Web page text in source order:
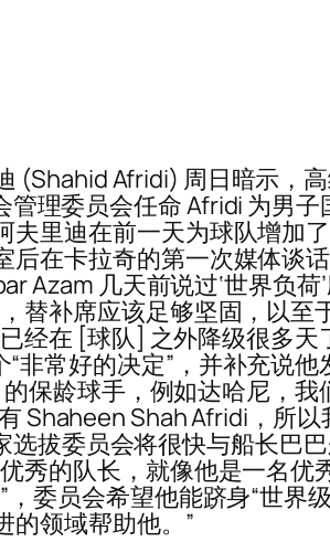
(Shahid Afridi) 周日暗示，
理委员会任命 Afridi 为男
里迪在前一天为球队增加
在卡拉奇的第一次媒体谈
Azam 几天前说过‘世界负
替补席应该足够坚固，以
经在 [球队] 之外降级很多
常好的决定”，并补充说
保龄球手，例如达哈尼，
Shaheen Shah Afridi，所
拔委员会将很快与船长巴
秀的队长，就像他是一名优
委员会希望他能跻身“世界
的领域帮助他。”